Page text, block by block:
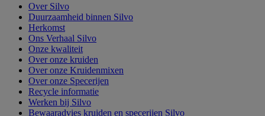
Over Silvo
Duurzaamheid binnen Silvo
Herkomst
Ons Verhaal Silvo
Onze kwaliteit
Over onze kruiden
Over onze Kruidenmixen
Over onze Specerijen
Recycle informatie
Werken bij Silvo
Bewaaradvies kruiden en specerijen Silvo